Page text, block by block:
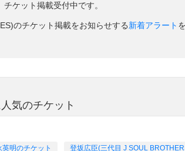
チケット掲載受付中です。
のチケット掲載をお知らせする新着アラート
気のチケット
英明のチケット 登坂広臣(三代目 J SOUL